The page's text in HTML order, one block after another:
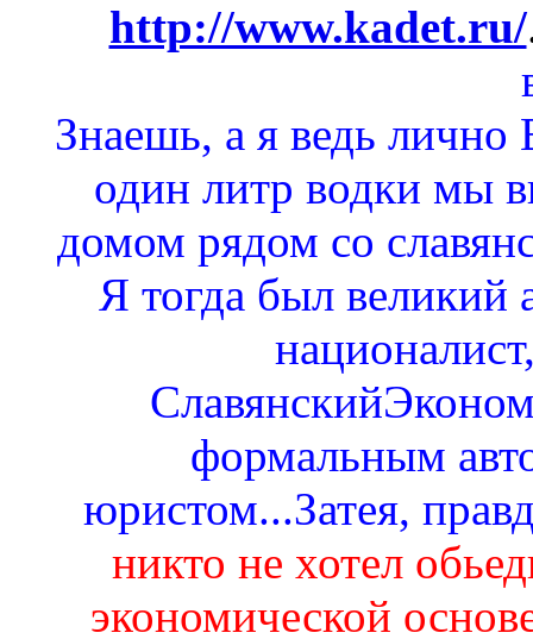
http://www.kadet.ru/
Знаешь, а я ведь
один литр водки мы
домом рядом со
Я тогда был великий
формальным
юристом...Затея,
никто не хотел
экономической